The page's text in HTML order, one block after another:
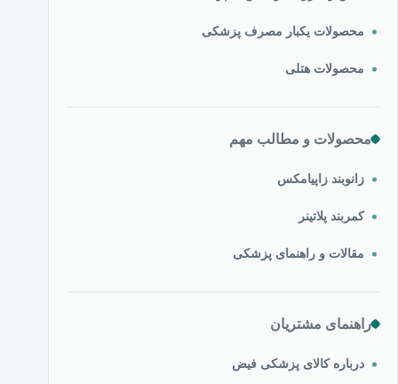
محصولات یکبار مصرف پزشکی
محصولات هتلی
محصولات و مطالب مهم
زانوبند زاپیامکس
کمربند پلاتینر
مقالات و راهنمای پزشکی
راهنمای مشتریان
درباره کالای پزشکی فیض